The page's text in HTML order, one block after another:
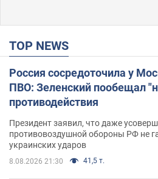
TOP NEWS
Россия сосредоточила у
ПВО: Зеленский пообещал
противодействия
Президент заявил, что даже
противовоздушной обороны РФ не
украинских ударов
8.08.2026 21:30 41,5 т.